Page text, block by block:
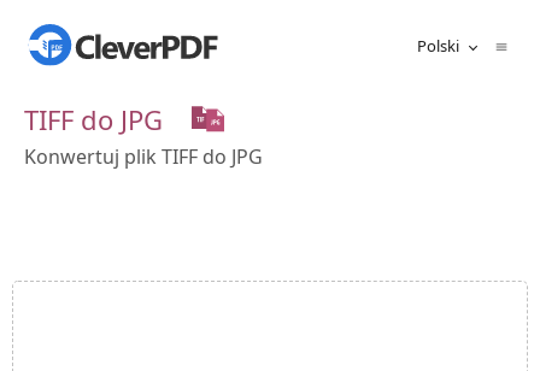
Polski
TIFF do JPG
Konwertuj plik TIFF do JPG